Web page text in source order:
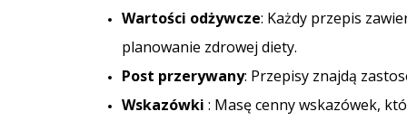
Wartości odżywcze: Każdy przepis
planowanie zdrowej diety.
Post przerywany: Przepisy znajdą
Wskazówki : Masę cenny wskazówek,